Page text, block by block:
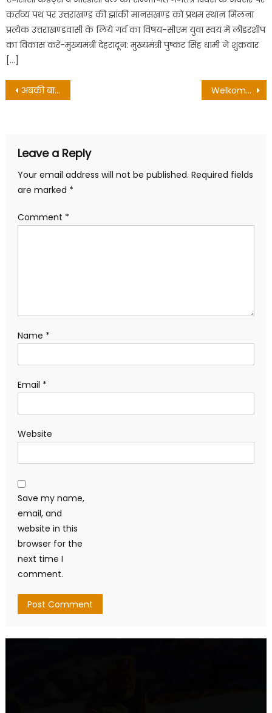
कर्तव्य पथ पर उत्तराखण्ड की झांकी मानसखण्ड को प्रथम स्थान मिलना
प्रत्येक उत्तराखण्डवासी के लिये गर्व का विषय-सीएम युवा स्वयं में लीडरशीप
का विकास करें-मुख्यमंत्री देहरादून: मुख्यमंत्री पुष्कर सिंह धामी ने शुक्रवार
[…]
Post
अबकी बार 60 पार का नारा युवा मोर्चा करेगा साकार: तेजस्वी Welkomstbonus Ggbet + Wettbonus Mit Bonuscode Free Spins Online Bookmaker Met Welkomstbonus Ggbet Bonus, Bonusbedingungen & Gratiswetten Oktober 2022 Deutschland
Leave a Reply
Your email address will not be published. Required fields
are marked *
Comment *
Name *
Email *
Website
Save my name,
email, and
website in this
browser for the
next time I
comment.